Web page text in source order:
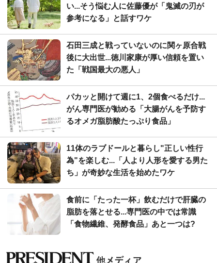
い...そう悩む人に佐藤優が「鬼滅の刃が
参考になる」と話すワケ
石田三成と戦っていないのに関ヶ原合戦
後に大出世...徳川家康が厚い信頼を置い
た「戦国最大の悪人」
パカッと開けて週に1、2個食べるだけ...
がん専門医が勧める「大腸がんを予防す
るオメガ脂肪酸たっぷり食品」
11体のラブドールと暮らし"正しい性行
為"を楽しむ...「人より人形を愛する男た
ち」が奇妙な生活を始めたワケ
食前に「たった一杯」飲むだけで肝臓の
脂肪を落とせる...専門医の中では常識
「食物繊維、発酵食品」あと一つは?